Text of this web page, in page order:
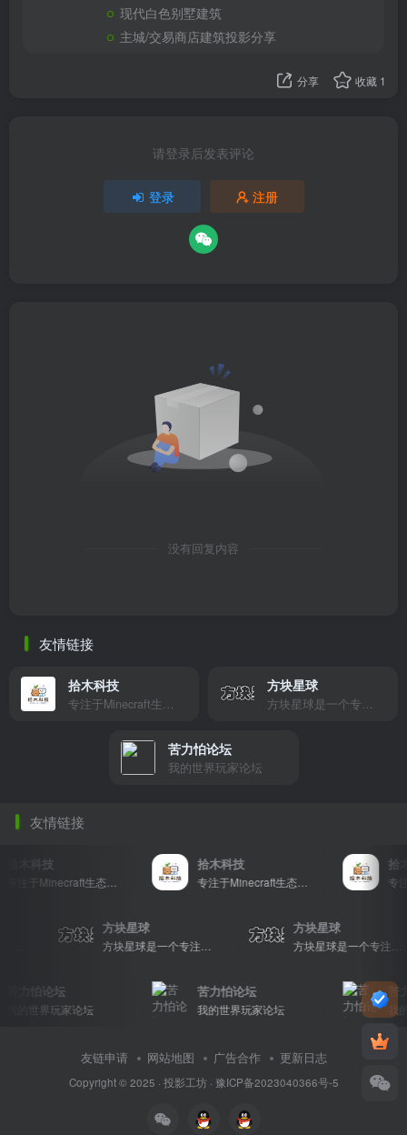
现代白色别墅建筑
主城/交易商店建筑投影分享
分享 收藏 1
请登录后发表评论
登录 注册
没有回复内容
友情链接
拾木科技
专注于Minecraft生态建设
方块星球
方块星球是一个专注于我的世界的中文论坛，提供丰富的资源分享、玩家交流和创意展示，包括地图、皮肤、数据包等内容，打造Minecraft玩家的专属社区乐园！
苦力怕论坛
我的世界玩家论坛
友情链接
专注于Minecraft生态建设
拾木科技
专注于Minecraft生态建设
拾木
方块星球 方块星球
力怕论坛
的世界玩家论坛
苦力怕论坛
我的世界玩家论坛
苦力
我的
友链申请 网站地图 广告合作 更新日志
Copyright © 2025 · 投影工坊· 豫ICP备2023040366号-5